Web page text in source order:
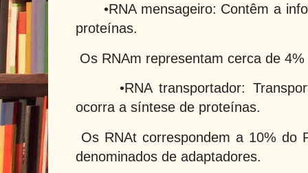
•RNA mensageiro: Contêm a
proteínas.
Os RNAm representam cerca de
•RNA transportador:
ocorra a síntese de proteínas.
Os RNAt correspondem a 10% do
denominados de adaptadores.